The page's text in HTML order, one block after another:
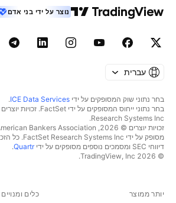
נוצר על ידי בני אדם
עברית
בחר נתוני שוק המסופקים על ידי ICE Data Services
.
Research Systems Inc.‏
מסופק על ידי FactSet Research Systems Inc. כל הזכויות שמורות.
דיווחי SEC ומסמכים נוספים מסופקים על ידי
Quartr
.
© 2026 ‏TradingView, Inc.‏
יותר ממוצר כלים ומנויים